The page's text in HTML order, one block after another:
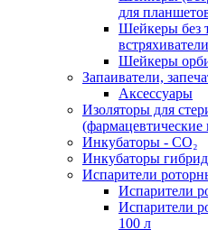
для
Шейкеры без
Шейкеры
Запаиватели,
Аксессуары
Изоляторы для
(фармацевтические
Инкубаторы - CO₂
Инкубаторы
Испарители
Испарители
Испарители
100 л